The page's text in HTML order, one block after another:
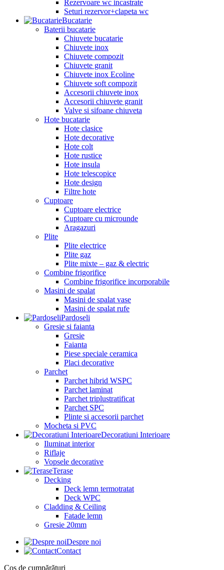
Rezervoare wc incastrate
Seturi rezervor+clapeta wc
Bucatarie
Baterii bucatarie
Chiuvete bucatarie
Chiuvete inox
Chiuvete compozit
Chiuvete granit
Chiuvete inox Ecoline
Chiuvete soft compozit
Accesorii chiuvete inox
Accesorii chiuvete granit
Valve si sifoane chiuveta
Hote bucatarie
Hote clasice
Hote decorative
Hote colt
Hote rustice
Hote insula
Hote telescopice
Hote design
Filtre hote
Cuptoare
Cuptoare electrice
Cuptoare cu microunde
Aragazuri
Plite
Plite electrice
Plite gaz
Plite mixte – gaz & electric
Combine frigorifice
Combine frigorifice incorporabile
Masini de spalat
Masini de spalat vase
Masini de spalat rufe
Pardoseli
Gresie si faianta
Gresie
Faianta
Piese speciale ceramica
Placi decorative
Parchet
Parchet hibrid WSPC
Parchet laminat
Parchet triplustratificat
Parchet SPC
Plinte si accesorii parchet
Mocheta si PVC
Decoratiuni Interioare
Iluminat interior
Riflaje
Vopsele decorative
Terase
Decking
Deck lemn termotratat
Deck WPC
Cladding & Ceiling
Fatade lemn
Gresie 20mm
Despre noi
Contact
Coș de cumpărături